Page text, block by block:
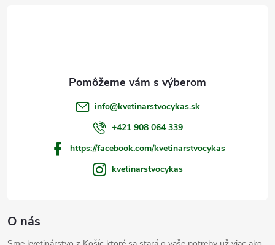
O nás
info@kvetinarstvocykas.sk
+421 908 064 339
https://facebook.com/kvetinarstvocykas
kvetinarstvocykas